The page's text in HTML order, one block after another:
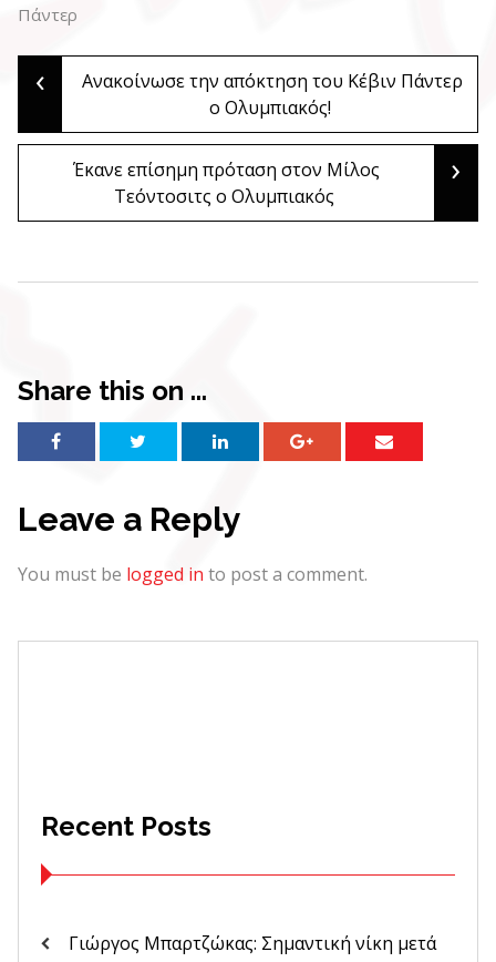
Πάντερ
Post
navigation
‹
Ανακοίνωσε την απόκτηση του Κέβιν Πάντερ
ο Ολυμπιακός!
Έκανε επίσημη πρόταση στον Μίλος
Τεόντοσιτς ο Ολυμπιακός
›
Share this on ...
Leave a Reply
You must be logged in to post a comment.
Recent Posts
Γιώργος Μπαρτζώκας: Σημαντική νίκη μετά